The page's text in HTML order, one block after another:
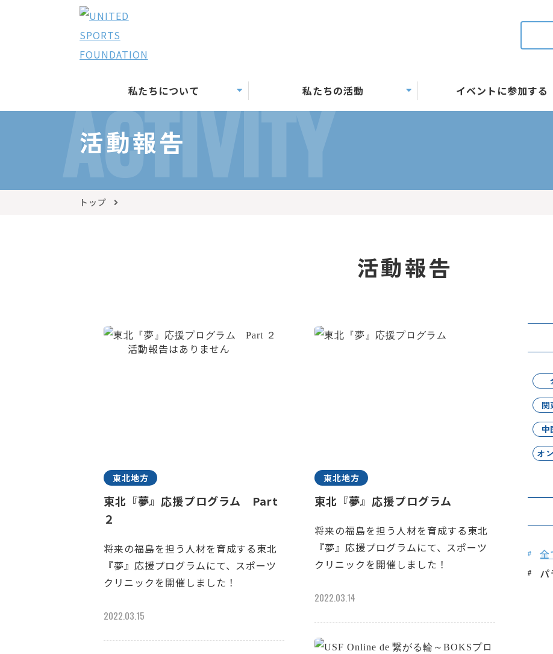
私たちについて 私たちの活動 イベントに参加する
ACTIVITY
活動報告
トップ
活動報告
東北地方
東北『夢』応援プログラム Part
２
将来の福島を担う人材を育成する東北
『夢』応援プログラムにて、スポーツ
クリニックを開催しました！
2022.03.15
東北地方
東北『夢』応援プログラム
将来の福島を担う人材を育成する東北
『夢』応援プログラムにて、スポーツ
クリニックを開催しました！
2022.03.14
関
中
オ
全
パ